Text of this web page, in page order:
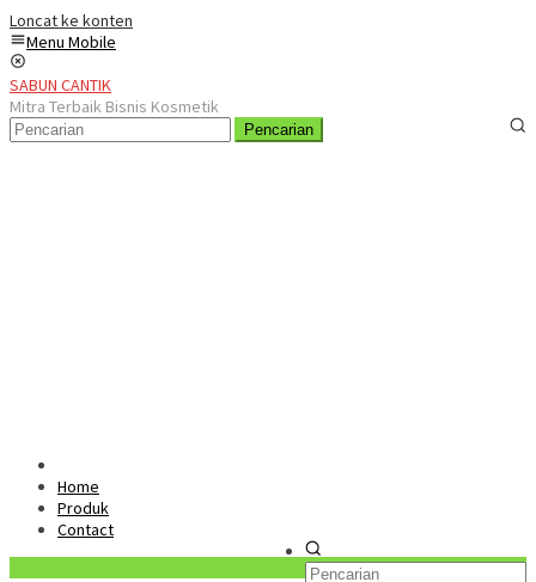
Loncat ke konten
Menu Mobile
SABUN CANTIK
Mitra Terbaik Bisnis Kosmetik
Pencarian
Home
Produk
Contact